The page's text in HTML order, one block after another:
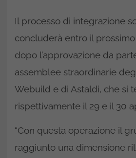
Il processo di integrazione
concluderà entro il
dopo l’approvazione da
assemblee straordinarie
Webuild e di Astaldi, che si
rispettivamente il 29 e il 30
“Con questa operazione il
raggiunto una dimensione